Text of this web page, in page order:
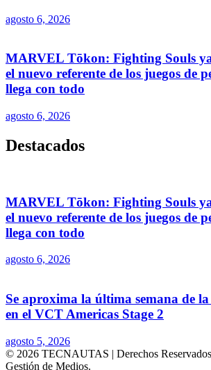
agosto 6, 2026
MARVEL Tōkon: Fighting Souls
el nuevo referente de los juegos de
llega con todo
agosto 6, 2026
Destacados
MARVEL Tōkon: Fighting Souls
el nuevo referente de los juegos de
llega con todo
agosto 6, 2026
Se aproxima la última semana de
en el VCT Americas Stage 2
agosto 5, 2026
© 2026 TECNAUTAS | Derechos
Gestión de Medios.